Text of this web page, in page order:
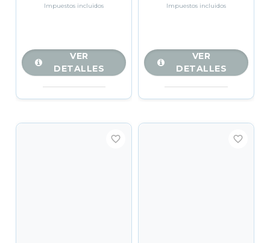
Impuestos incluidos
VER
DETALLES
Impuestos incluidos
VER
DETALLES
favorite_border favorite_border